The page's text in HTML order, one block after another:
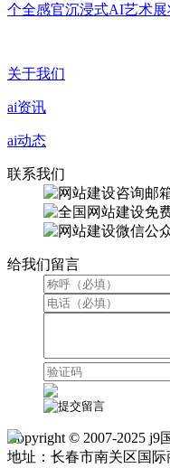
个全感官沉浸式AI艺术
关于我们
ai资讯
ai动态
联系我们
微信公
给我们留言
Copyright © 2007-2025
地址：长春市南关区国际